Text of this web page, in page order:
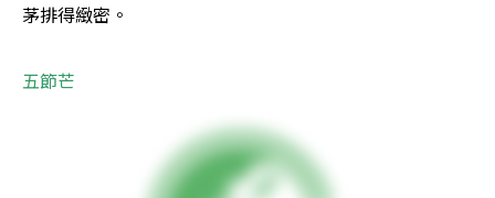
茅排得緻密。
五節芒